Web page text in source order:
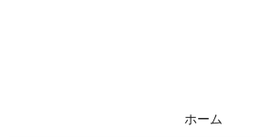
ホーム